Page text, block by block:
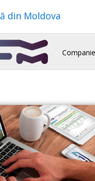
din Moldova
Companie